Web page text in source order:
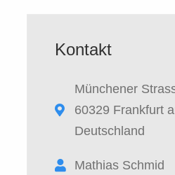
Kontakt
Münchener
60329 Frankfurt
Deutschland
Mathias Schmid